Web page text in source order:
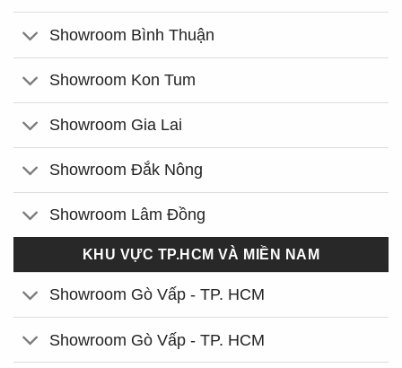
Showroom Bình Thuận
Showroom Kon Tum
Showroom Gia Lai
Showroom Đắk Nông
Showroom Lâm Đồng
KHU VỰC TP.HCM VÀ MIỀN NAM
Showroom Gò Vấp - TP. HCM
Showroom Gò Vấp - TP. HCM